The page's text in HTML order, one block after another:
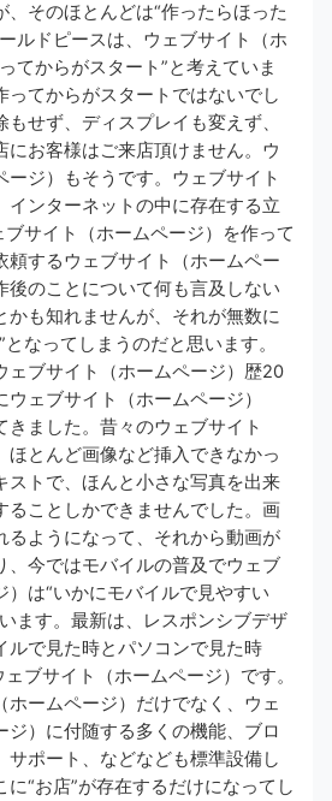
、そのほとんどは“作ったらほった
ルドピースは、ウェブサイト（ホ
てからがスタート”と考えていま
ってからがスタートではないでし
もせず、ディスプレイも変えず、
にお客様はご来店頂けません。ウ
ージ）もそうです。ウェブサイト
インターネットの中に存在する立
ブサイト（ホームページ）を作って
頼するウェブサイト（ホームペー
後のことについて何も言及しない
かも知れませんが、それが無数に
なってしまうのだと思います。
ェブサイト（ホームページ）歴20
ェブサイト（ホームページ）
きました。昔々のウェブサイト
ほとんど画像など挿入できなかっ
ストで、ほんと小さな写真を出来
ることしかできませんでした。画
るようになって、それから動画が
、今ではモバイルの普及でウェブ
）は“いかにモバイルで見やすい
ます。最新は、レスポンシブデザ
ルで見た時とパソコンで見た時
ブサイト（ホームページ）です。
ホームページ）だけでなく、ウェ
ジ）に付随する多くの機能、ブロ
サポート、などなども標準設備し
“お店”が存在するだけになってし